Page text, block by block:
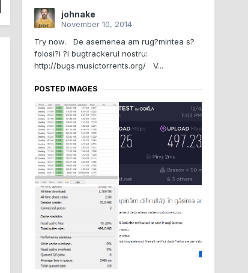
johnake
November 10, 2014
Try now. De asemenea am rug?mintea s?
folosi?i ?i bugtrackerul nostru:
http://bugs.musictorrents.org/ V...
POSTED IMAGES